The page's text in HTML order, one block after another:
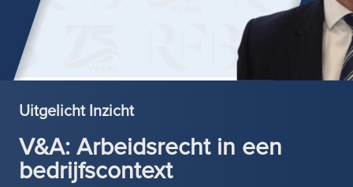
Uitgelicht Inzicht
V&A: Arbeidsrecht in een
bedrijfscontext